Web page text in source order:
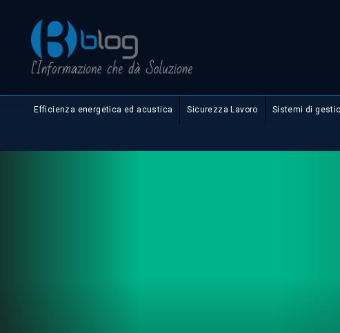
Efficienza energetica ed acustica Sicurezza Lavoro Sistemi di